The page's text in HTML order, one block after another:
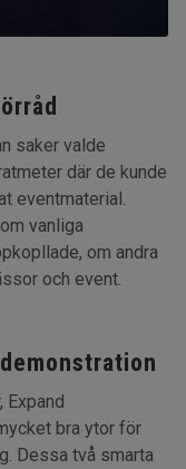
saker valde
där de kunde
eventmaterial.
vanliga
om andra
och event.
Expand
bra ytor för
Dessa två smarta